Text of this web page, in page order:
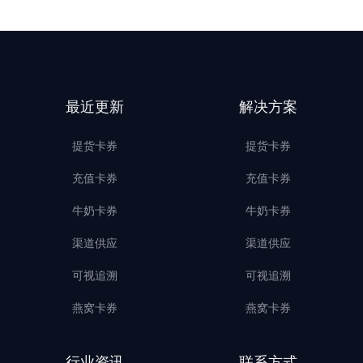
最近更新
提货卡券
充值卡券
牛奶卡券
渠道供应
可视追溯
燕窝卡券
解决方案
提货卡券
充值卡券
牛奶卡券
渠道供应
可视追溯
燕窝卡券